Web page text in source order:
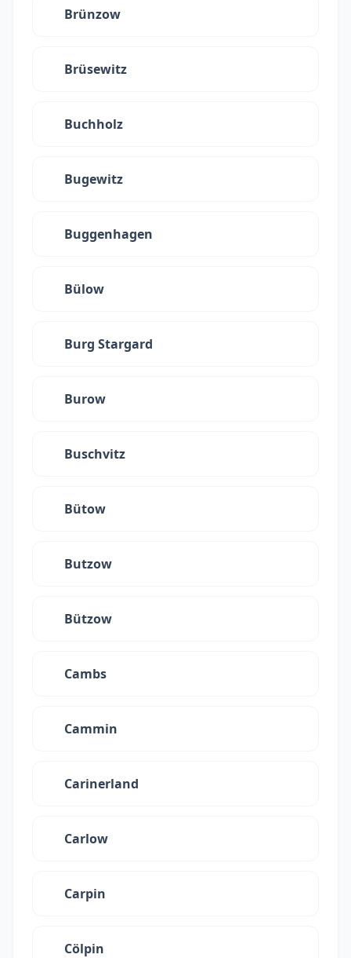
Brünzow
Brüsewitz
Buchholz
Bugewitz
Buggenhagen
Bülow
Burg Stargard
Burow
Buschvitz
Bütow
Butzow
Bützow
Cambs
Cammin
Carinerland
Carlow
Carpin
Cölpin